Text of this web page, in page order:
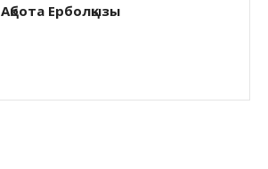
Ақбота Ерболқызы